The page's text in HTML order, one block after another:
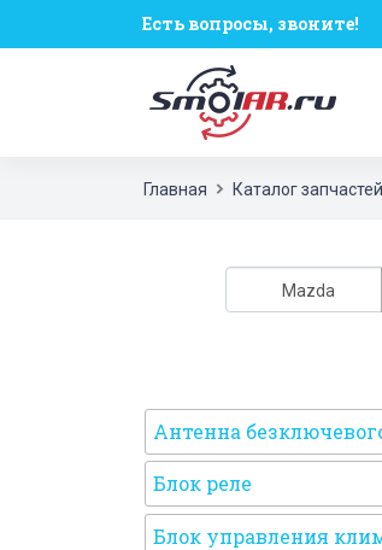
Есть вопросы, звоните!
Главная Каталог запчастей
Mazda
Антенна
Блок реле
Блок управления